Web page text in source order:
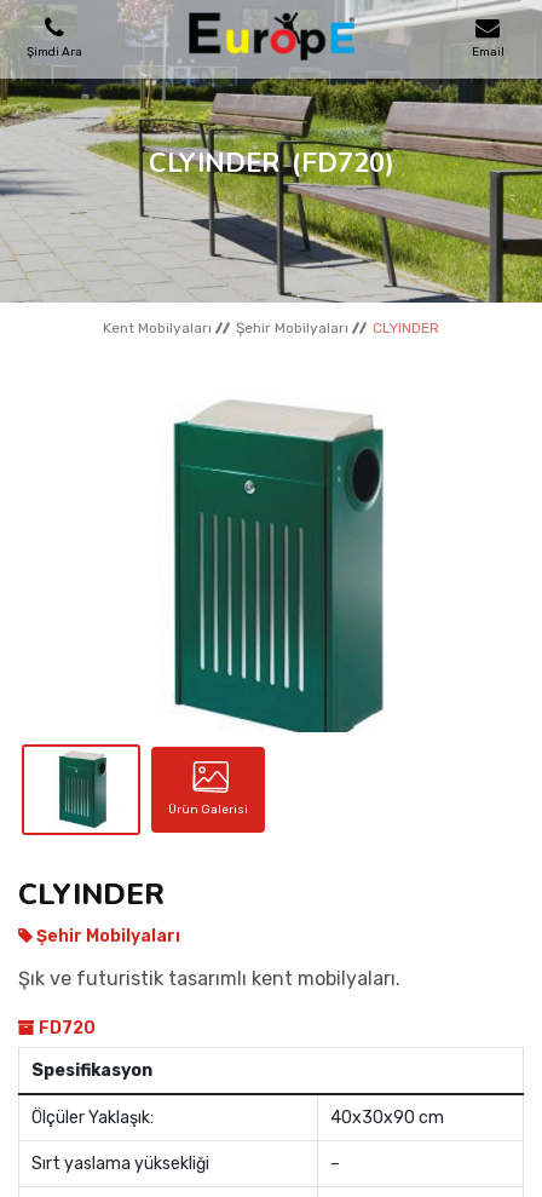
Şimdi Ara Email
OYUN PARKLARI
SKATEPARKLAR
AHŞAP EVLER
KENT MOBILYALARI
CLYINDER (FD720)
Kent Mobilyaları Şehir Mobilyaları CLYINDER
Ürün Galerisi
CLYINDER
Şehir Mobilyaları
Şık ve futuristik tasarımlı kent mobilyaları.
FD720
Spesifikasyon
Ölçüler Yaklaşık: 40x30x90 cm
Sırt yaslama yüksekliği –